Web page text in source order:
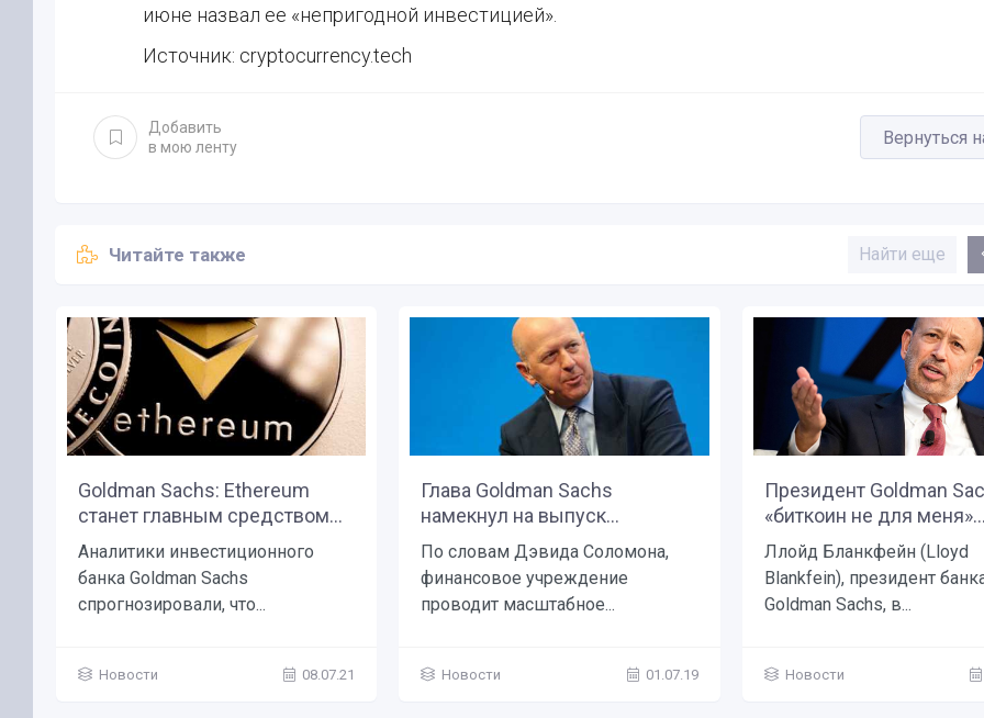
июне назвал ее «непригодной инвестицией».
Источник: cryptocurrency.tech
Добавить
в мою ленту
Вернуться
Читайте также Найти еще
Goldman Sachs: Ethereum
станет главным средством...
Аналитики инвестиционного
банка Goldman Sachs
спрогнозировали, что...
Новости 08.07.21
Глава Goldman Sachs
намекнул на выпуск...
По словам Дэвида Соломона,
финансовое учреждение
проводит масштабное...
Новости 01.07.19
Президент Goldman
«биткоин не для
Ллойд Бланкфейн (Lloyd
Blankfein), президент
Goldman Sachs, в...
Новости